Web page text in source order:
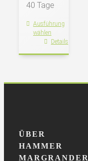
40 Tage
Ausführung
wählen
Dieses
Produkt
können
auf
Details
ÜBER
HAMMER
MARGRANDER